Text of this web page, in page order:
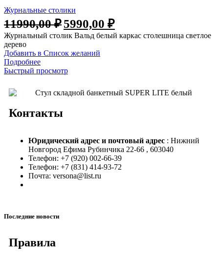
Журнальные столики
11990,00₽5990,00 ₽
Журнальный столик Вальд белый каркас столешница светлое
дерево
Добавить в Список желаний
Подробнее
Быстрый просмотр
Контакты
Юридический адрес и почтовый адрес : Нижний
Новгород Ефима Рубинчика 22-66 , 603040
Телефон: +7 (920) 002-66-39
Телефон: +7 (831) 414-93-72
Почта: versona@list.ru
Последние новости
Правила